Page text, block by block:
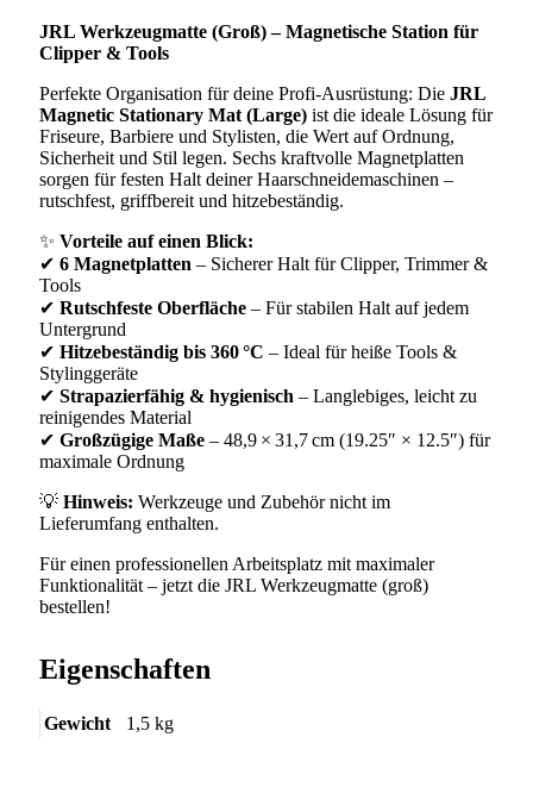
JRL Werkzeugmatte (Groß) – Magnetische Station für
Clipper & Tools
Perfekte Organisation für deine Profi-Ausrüstung: Die JRL
Magnetic Stationary Mat (Large) ist die ideale Lösung für
Friseure, Barbiere und Stylisten, die Wert auf Ordnung,
Sicherheit und Stil legen. Sechs kraftvolle Magnetplatten
sorgen für festen Halt deiner Haarschneidemaschinen –
rutschfest, griffbereit und hitzebeständig.
✨ Vorteile auf einen Blick:
✔ 6 Magnetplatten – Sicherer Halt für Clipper, Trimmer &
Tools
✔ Rutschfeste Oberfläche – Für stabilen Halt auf jedem
Untergrund
✔ Hitzebeständig bis 360 °C – Ideal für heiße Tools &
Stylinggeräte
✔ Strapazierfähig & hygienisch – Langlebiges, leicht zu
reinigendes Material
✔ Großzügige Maße – 48,9 × 31,7 cm (19.25″ × 12.5″) für
maximale Ordnung
💡 Hinweis: Werkzeuge und Zubehör nicht im
Lieferumfang enthalten.
Für einen professionellen Arbeitsplatz mit maximaler
Funktionalität – jetzt die JRL Werkzeugmatte (groß)
bestellen!
Eigenschaften
Gewicht 1,5 kg